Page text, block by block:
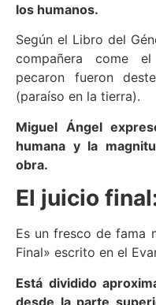
los humanos.
Según el Libro del
compañera come
pecaron fueron
(paraíso en la tierra).
Miguel Ángel
humana y la
obra.
El juicio
Es un fresco de fama
Final» escrito en el
Está dividido
desde la parte